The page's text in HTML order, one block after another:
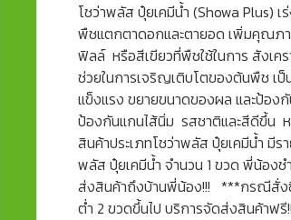
โชว่าพลัส ปุ๋ยเคมีน้ำ (Showa Plus) เ
พืชแตกตาดอกและตายอด เพิ่มคุณภ
ฟิลล์ หรือสีเขียวที่พืชใช้ในการ สังเค
ช่วยในการเจริญเติบโตของต้นพืช เ
แข็งแรง ขยายขนาดของผล และป้อง
ป้องกันแกนไส้นิ่ม รสชาติและสีดีขึ้น
สินค้าประเภทโชว่าพลัส ปุ๋ยเคมีน้ำ
พลัส ปุ๋ยเคมีน้ำ จำนวน 1 ขวด พี่น้องช
ส่งสินค้าถึงบ้านพี่น้อง!!! ***กรณีสั่ง
ต่ำ 2 ขวดขึ้นไป บริการจัดส่งสินค้าฟรี